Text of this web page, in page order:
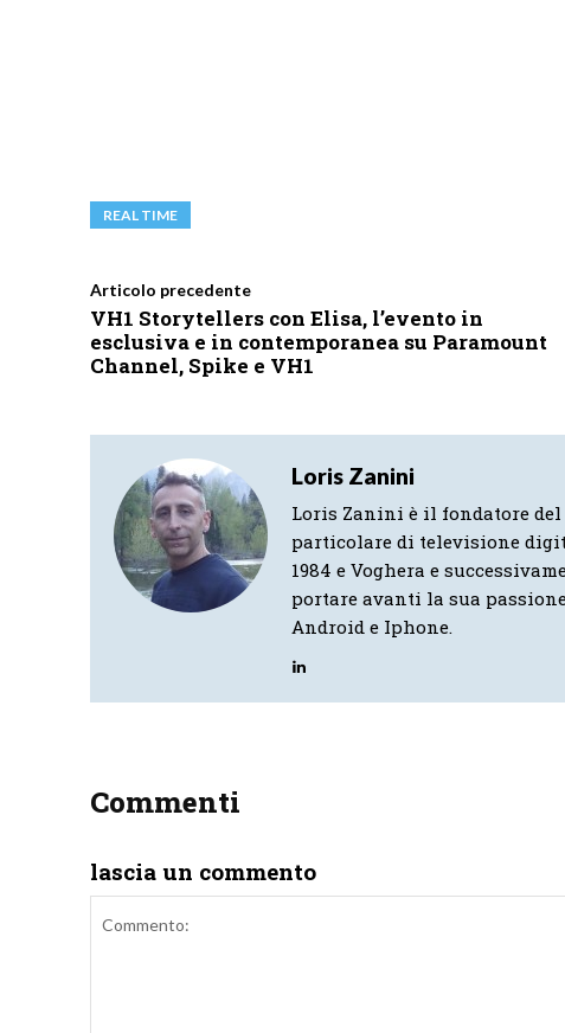
REAL TIME
Articolo precedente
VH1 Storytellers con Elisa, l’evento in
esclusiva e in contemporanea su Paramount
Channel, Spike e VH1
Loris Zanini
Loris Zanini è il fondatore
particolare di televisione
1984 e Voghera e
portare avanti la sua
Android e Iphone.
Commenti
lascia un commento